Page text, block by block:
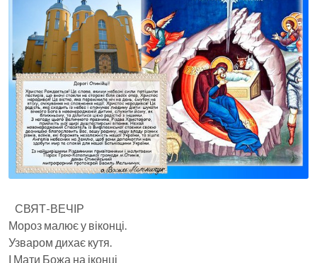
СВЯТ-ВЕЧІР
Мороз малює у віконці.
Узваром дихає кутя.
І Мати Божа на іконці